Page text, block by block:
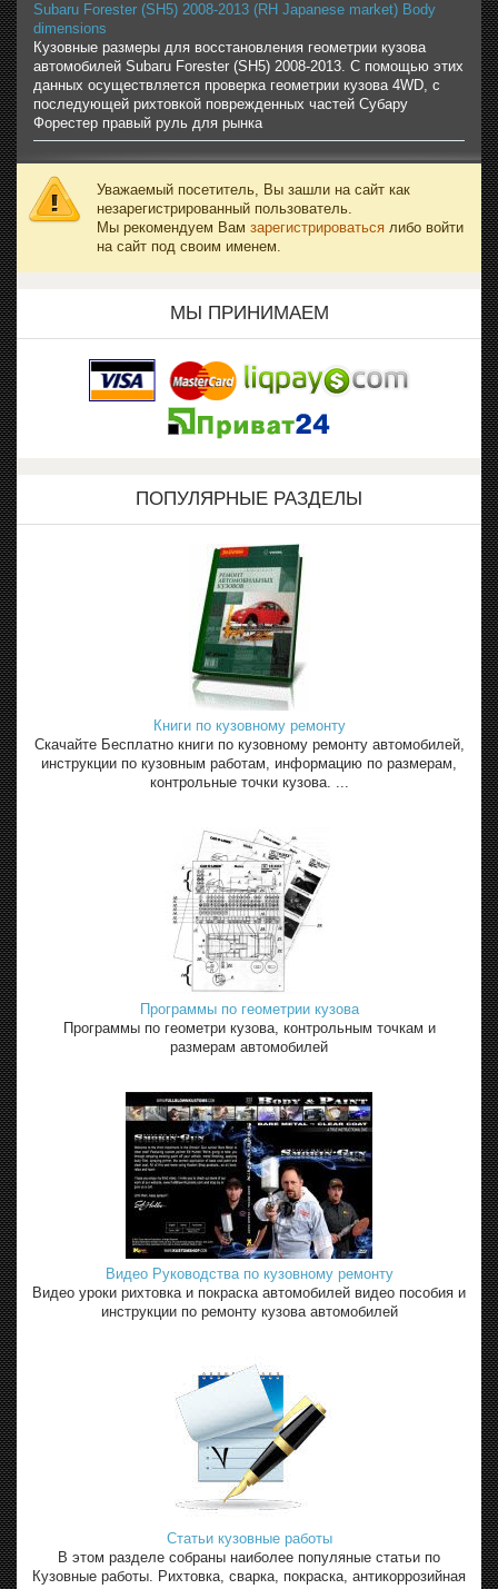
Subaru Forester (SH5) 2008-2013 (RH Japanese market) Body
dimensions
Кузовные размеры для восстановления геометрии кузова
автомобилей Subaru Forester (SH5) 2008-2013. С помощью этих
данных осуществляется проверка геометрии кузова 4WD, с
последующей рихтовкой поврежденных частей Субару
Форестер правый руль для рынка
Уважаемый посетитель, Вы зашли на сайт как
незарегистрированный пользователь.
Мы рекомендуем Вам зарегистрироваться либо войти
на сайт под своим именем.
МЫ ПРИНИМАЕМ
ПОПУЛЯРНЫЕ РАЗДЕЛЫ
Книги по кузовному ремонту
Скачайте Бесплатно книги по кузовному ремонту автомобилей,
инструкции по кузовным работам, информацию по размерам,
контрольные точки кузова. ...
Программы по геометрии кузова
Программы по геометри кузова, контрольным точкам и
размерам автомобилей
Видео Руководства по кузовному ремонту
Видео уроки рихтовка и покраска автомобилей видео пособия и
инструкции по ремонту кузова автомобилей
Статьи кузовные работы
В этом разделе собраны наиболее популяные статьи по
Кузовные работы. Рихтовка, сварка, покраска, антикоррозийная